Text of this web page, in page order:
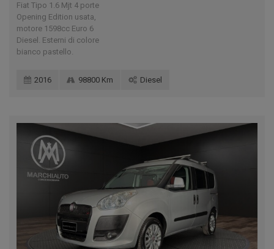
Fiat Tipo 1.6 Mjt 4 porte
Opening Edition usata,
motore 1598cc Euro 6
Diesel. Esterni di colore
bianco pastello.
2016 98800 Km Diesel